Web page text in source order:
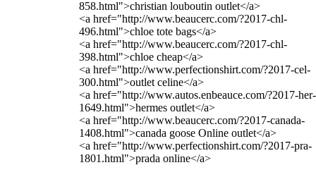
858.html">christian louboutin outlet</a>
<a href="http://www.beaucerc.com/?2017-chl-
496.html">chloe tote bags</a>
<a href="http://www.beaucerc.com/?2017-chl-
398.html">chloe cheap</a>
<a href="http://www.perfectionshirt.com/?2017-cel-
300.html">outlet celine</a>
<a href="http://www.autos.enbeauce.com/?2017-her-
1649.html">hermes outlet</a>
<a href="http://www.beaucerc.com/?2017-canada-
1408.html">canada goose Online outlet</a>
<a href="http://www.perfectionshirt.com/?2017-pra-
1801.html">prada online</a>